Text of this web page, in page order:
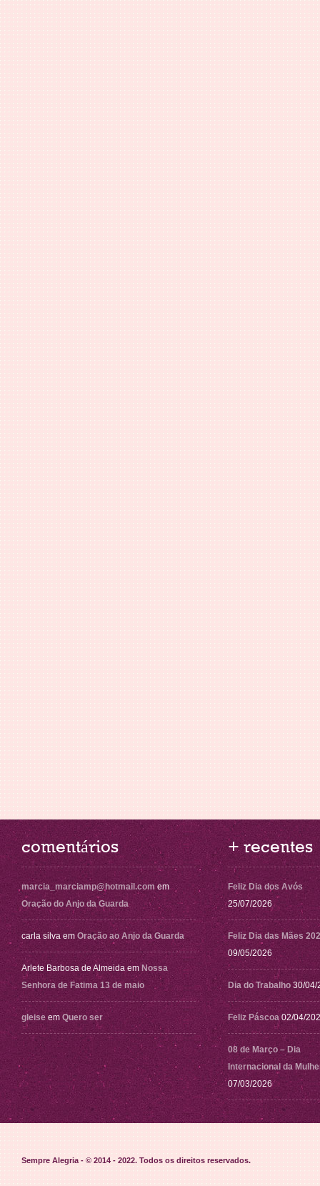
comentários
marcia_marciamp@hotmail.com em
Oração do Anjo da Guarda
carla silva em Oração ao Anjo da Guarda
Arlete Barbosa de Almeida em Nossa
Senhora de Fatima 13 de maio
gleise em Quero ser
+ recentes
Feliz Dia dos Avós
25/07/2026
Feliz Dia das Mães
09/05/2026
Dia do Trabalho 30/04/
Feliz Páscoa 02/04/
08 de Março – Dia
Internacional da
07/03/2026
Sempre Alegria - © 2014 - 2022. Todos os direitos reservados.